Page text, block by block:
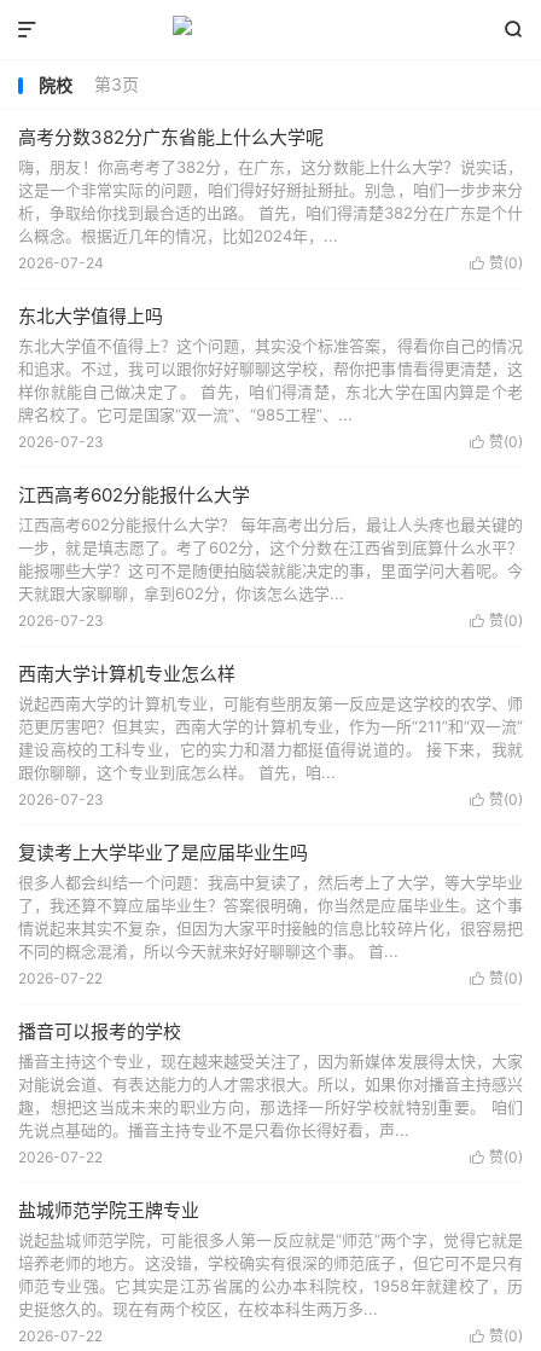


院校 第3页
高考分数382分广东省能上什么大学呢
嗨，朋友！你高考考了382分，在广东，这分数能上什么大学？说实话，
这是一个非常实际的问题，咱们得好好掰扯掰扯。别急，咱们一步步来分
析，争取给你找到最合适的出路。 首先，咱们得清楚382分在广东是个什
么概念。根据近几年的情况，比如2024年，...
 赞(0)
2026-07-24
东北大学值得上吗
东北大学值不值得上？这个问题，其实没个标准答案，得看你自己的情况
和追求。不过，我可以跟你好好聊聊这学校，帮你把事情看得更清楚，这
样你就能自己做决定了。 首先，咱们得清楚，东北大学在国内算是个老
牌名校了。它可是国家“双一流”、“985工程”、...
 赞(0)
2026-07-23
江西高考602分能报什么大学
江西高考602分能报什么大学？ 每年高考出分后，最让人头疼也最关键的
一步，就是填志愿了。考了602分，这个分数在江西省到底算什么水平？
能报哪些大学？这可不是随便拍脑袋就能决定的事，里面学问大着呢。今
天就跟大家聊聊，拿到602分，你该怎么选学...
 赞(0)
2026-07-23
西南大学计算机专业怎么样
说起西南大学的计算机专业，可能有些朋友第一反应是这学校的农学、师
范更厉害吧？但其实，西南大学的计算机专业，作为一所“211”和“双一流”
建设高校的工科专业，它的实力和潜力都挺值得说道的。 接下来，我就
跟你聊聊，这个专业到底怎么样。 首先，咱...
 赞(0)
2026-07-23
复读考上大学毕业了是应届毕业生吗
很多人都会纠结一个问题：我高中复读了，然后考上了大学，等大学毕业
了，我还算不算应届毕业生？答案很明确，你当然是应届毕业生。这个事
情说起来其实不复杂，但因为大家平时接触的信息比较碎片化，很容易把
不同的概念混淆，所以今天就来好好聊聊这个事。 首...
 赞(0)
2026-07-22
播音可以报考的学校
播音主持这个专业，现在越来越受关注了，因为新媒体发展得太快，大家
对能说会道、有表达能力的人才需求很大。所以，如果你对播音主持感兴
趣，想把这当成未来的职业方向，那选择一所好学校就特别重要。 咱们
先说点基础的。播音主持专业不是只看你长得好看，声...
 赞(0)
2026-07-22
盐城师范学院王牌专业
说起盐城师范学院，可能很多人第一反应就是“师范”两个字，觉得它就是
培养老师的地方。这没错，学校确实有很深的师范底子，但它可不是只有
师范专业强。它其实是江苏省属的公办本科院校，1958年就建校了，历
史挺悠久的。现在有两个校区，在校本科生两万多...
 赞(0)
2026-07-22